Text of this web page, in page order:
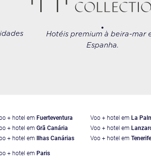
Hotéis premium à beira-mar
Espanha.
+ hotel em Fuerteventura
+ hotel em Grã Canária
+ hotel em Ilhas Canárias
Voo + hotel em La
Voo + hotel em
Voo + hotel em Tenerife
+ hotel em Paris